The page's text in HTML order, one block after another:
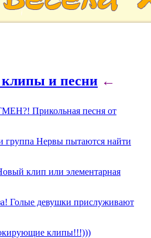
и песни ←
Прикольная песня от
группа Нервы пытаются найти
клип или элементарная
Голые девушки прислуживают
клипы!!!)))